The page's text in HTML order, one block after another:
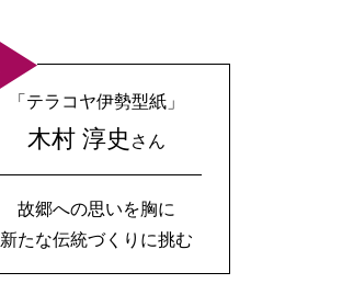
「テラコヤ伊勢型紙」
木村 淳史 さん
故郷への思いを胸に
新たな伝統づくりに挑む